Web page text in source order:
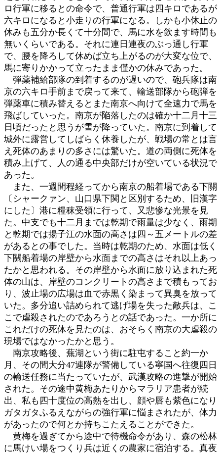
ロ行軍に移るとの命令で、普通行軍は四キロであるが
六キロになると小走りの行軍になる。しかも小休止の
休みも五分か長くて十分間で、馬に水を飲ます時間も
無いくらいである。それに連日連夜のぶっ通し行軍
で、腰を降ろして休めば立ち上がるのが大変な位で、
馬に寄りかかって立ったまま僅かの休みであった。
弾薬補給部隊の到着するのが遅いので、砲兵隊は南
京の六キロ手前まで戻って来て、輸送部隊から砲弾を
弾薬車に積み替えるとまた南京へ向けて全速力で馬を
飛ばしていった。南京が陥落したのは確か十二月十三
日頃だったと思うが雪が降っていた。南京に到着して
城外に露営してしばらく休養したが、戦場の常とは言
え死体のあまりの多さには驚いた。道の両側に死体を
積み上げて、人の通る中央部だけが空いている状況で
あった。
また、一週間程経ってから南京の船着場である下關
〔シャークァン、山口県下関と区別するため、旧漢字
にした〕港に糧秣受領に行って、又悲惨な光景を見
た。中支でも十二月までは乾期で雨量は少なく、雨期
と乾期では揚子江の水面の高さは四～五メートルの差
があるとの事でした。当時は乾期のため、水面は低く
下關船着場の岸壁から水面までの高さはそれ以上あっ
たかと思われる。その岸壁から水面に放り込まれた死
体の山は、岸壁のコンクリートの高さまで積もってお
り、波止場の広場は血で赤黒く染まって異臭を放って
いた。多分追い詰められて逃げ場を失った敵兵は、こ
こで虐殺されたのであろうとの話であった。一か所に
これだけの死体を見たのは、おそらく南京の大虐殺の
現場ではなかったかと思う。
南京攻略後、蕪湖という街に駐屯すること約一か
月、その間大分47連隊が警備している寧国へ往復四日
の輸送任務に当たっていたが、武漢攻略の進撃が開始
された。その途中黄梅あたりからマラリア患者が続
出、私も四十度位の高熱を出し、顔や唇も紫色になり
ガタガタふるえながらの強行軍に悩まされたが、体力
があったので何とか持ちこたえることができた。
黄梅を過ぎてから途中で待機命令があり、森の松林
に馬けい場をつくり兵は近くの農家に宿泊する。真夜